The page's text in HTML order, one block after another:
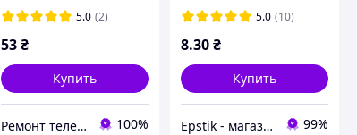
5.0 (2)
53 ₴
Купить
Ремонт телевизоров, бытовой техники 100%
5.0 (10)
8.30₴
Купить
Epstik - магазин радиокомпонентов 99%